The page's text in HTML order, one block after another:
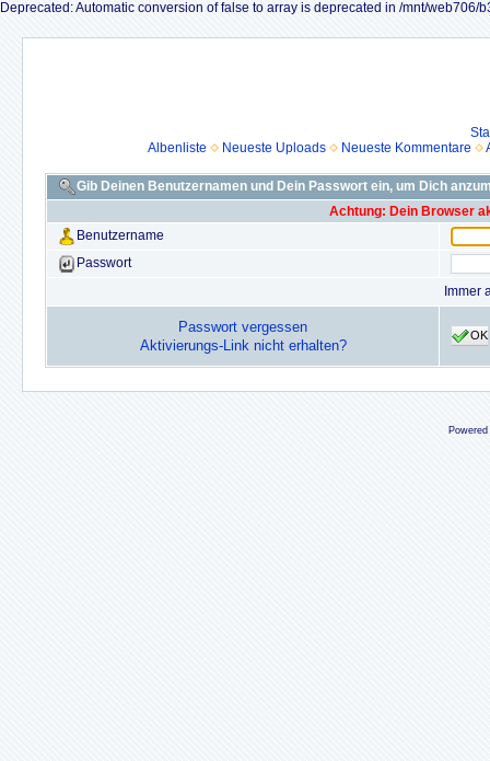
Deprecated: Automatic conversion of false to array is deprecated in /mnt/
Albenliste
Neueste Uploads Neueste Kommentare
Gib Deinen Benutzernamen und Dein Passwort ein, um Dich
Achtung: Dein Browser
Benutzername
Passwort
Immer
Passwort vergessen
Aktivierungs-Link nicht erhalten?
OK